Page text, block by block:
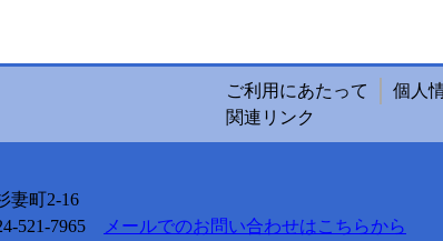
ご利用にあたって 個人
関連リンク
妻町2-16
521-7965
メールでのお問い合わせはこちらから